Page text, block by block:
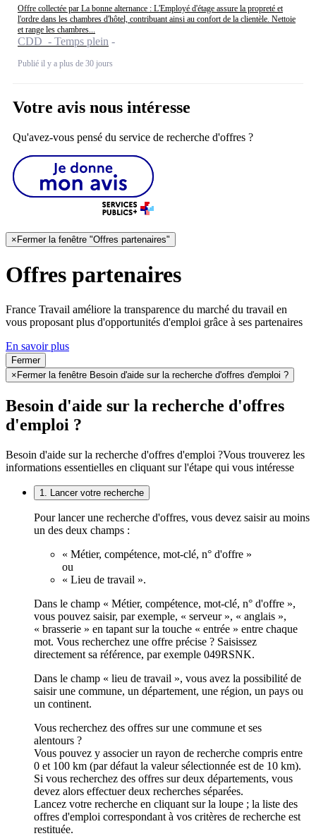
Offre collectée par La bonne alternance : L'Employé d'étage assure la propreté et
l'ordre dans les chambres d'hôtel, contribuant ainsi au confort de la clientèle. Nettoie
et range les chambres...
CDD - Temps plein
Publié il y a plus de 30 jours
Votre avis nous intéresse
Qu'avez-vous pensé du service de recherche d'offres ?
× Fermer la fenêtre "Offres partenaires"
Offres partenaires
France Travail améliore la transparence du marché du travail en
vous proposant plus d'opportunités d'emploi grâce à ses partenaires
En savoir plus
Fermer
×Fermer la fenêtre Besoin d'aide sur la recherche d'offres d'emploi ?
Besoin d'aide sur la recherche d'offres
d'emploi ?
Besoin d'aide sur la recherche d'offres d'emploi ?Vous trouverez les
informations essentielles en cliquant sur l'étape qui vous intéresse
1. Lancer votre recherche
Pour lancer une recherche d'offres, vous devez saisir au moins
un des deux champs :
« Métier, compétence, mot-clé, n° d'offre »
ou
« Lieu de travail ».
Dans le champ « Métier, compétence, mot-clé, n° d'offre »,
vous pouvez saisir, par exemple, « serveur », « anglais »,
« brasserie » en tapant sur la touche « entrée » entre chaque
mot. Vous recherchez une offre précise ? Saisissez
directement sa référence, par exemple 049RSNK.
Dans le champ « lieu de travail », vous avez la possibilité de
saisir une commune, un département, une région, un pays ou
un continent.
Vous recherchez des offres sur une commune et ses
alentours ?
Vous pouvez y associer un rayon de recherche compris entre
0 et 100 km (par défaut la valeur sélectionnée est de 10 km).
Si vous recherchez des offres sur deux départements, vous
devez alors effectuer deux recherches séparées.
Lancez votre recherche en cliquant sur la loupe ; la liste des
offres d'emploi correspondant à vos critères de recherche est
restituée.